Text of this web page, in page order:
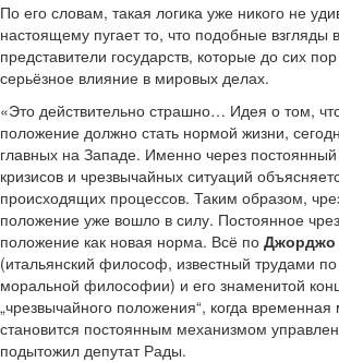
По его словам, такая логика уже никого не
настоящему пугает то, что подобные взгляды
представители государств, которые до сих
серьёзное влияние в мировых делах.
«Это действительно страшно… Идея о том,
положение должно стать нормой жизни,
главных на Западе. Именно через
кризисов и чрезвычайных ситуаций
происходящих процессов. Таким образом,
положение уже вошло в силу. Постоянное
положение как новая норма. Всё по Джорджо
(итальянский философ, известный трудами по
моральной философии) и его знаменитой
„чрезвычайного положения“, когда
становится постоянным механизмом
подытожил депутат Рады.